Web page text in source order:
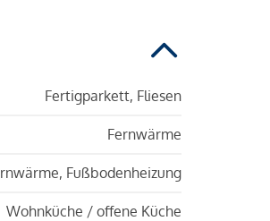
Fertigparkett, Fliesen
Fernwärme
Fußbodenheizung
Wohnküche / offene Küche